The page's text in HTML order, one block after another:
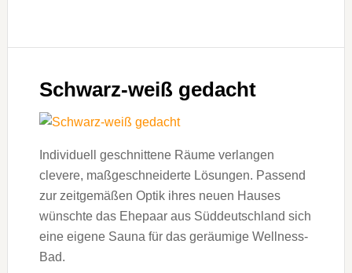
Schwarz-weiß gedacht
Individuell geschnittene Räume verlangen
clevere, maßgeschneiderte Lösungen. Passend
zur zeitgemäßen Optik ihres neuen Hauses
wünschte das Ehepaar aus Süddeutschland sich
eine eigene Sauna für das geräumige Wellness-
Bad.